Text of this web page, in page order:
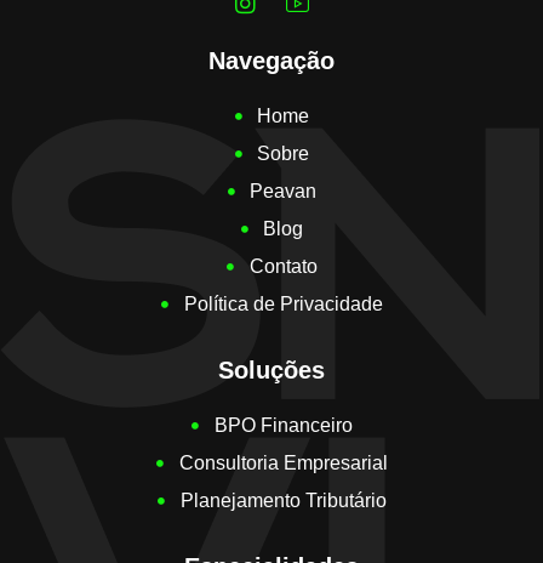
Navegação
Home
Sobre
Peavan
Blog
Contato
Política de Privacidade
Soluções
BPO Financeiro
Consultoria Empresarial
Planejamento Tributário